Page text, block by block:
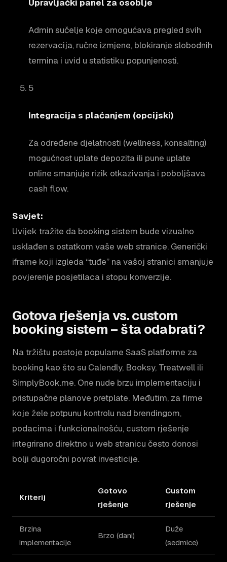
Upravljački panel za osoblje
Admin sučelje koje omogućava pregled svih
rezervacija, ručne izmjene, blokiranje slobodnih
termina i uvid u statistiku popunjenosti.
5
Integracija s plaćanjem (opcijski)
Za određene djelatnosti (wellness, konsalting)
mogućnost uplate depozita ili pune uplate
online smanjuje rizik otkazivanja i poboljšava
cash flow.
Savjet:
Uvijek tražite da booking sistem bude vizualno
usklađen s ostatkom vaše web stranice. Generički
iframe koji izgleda “tuđe” na vašoj stranici smanjuje
povjerenje posjetilaca i stopu konverzije.
Gotova rješenja vs. custom
booking sistem – šta odabrati?
Na tržištu postoje popularne SaaS platforme za
booking kao što su Calendly, Booksy, Treatwell ili
SimplyBook.me. One nude brzu implementaciju i
pristupačne planove pretplate. Međutim, za firme
koje žele potpunu kontrolu nad brendingom,
podacima i funkcionalnošću, custom rješenje
integrirano direktno u web stranicu često donosi
bolji dugoročni povrat investicije.
Kriterij
Gotovo
rješenje
Custom
rješenje
Brzina
implementacije
Brzo (dani)
Duže
(sedmice)